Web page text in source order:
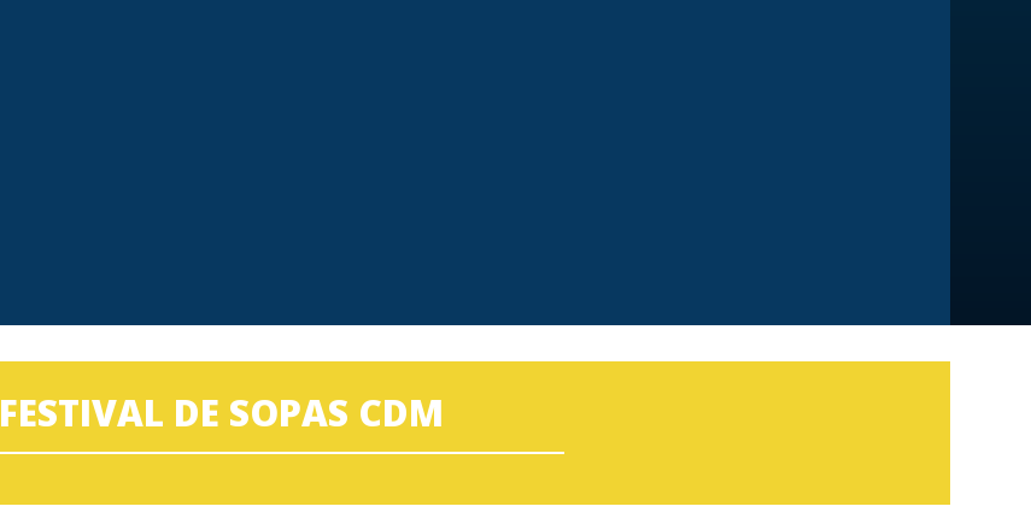
FESTIVAL DE SOPAS CDM